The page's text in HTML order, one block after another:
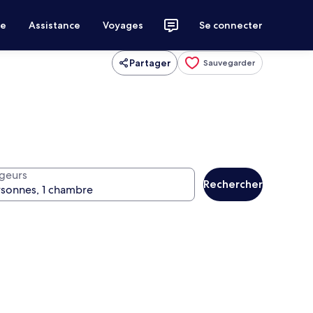
Assistance Voyages Se connecter
Partager Sauvegarder
Rechercher